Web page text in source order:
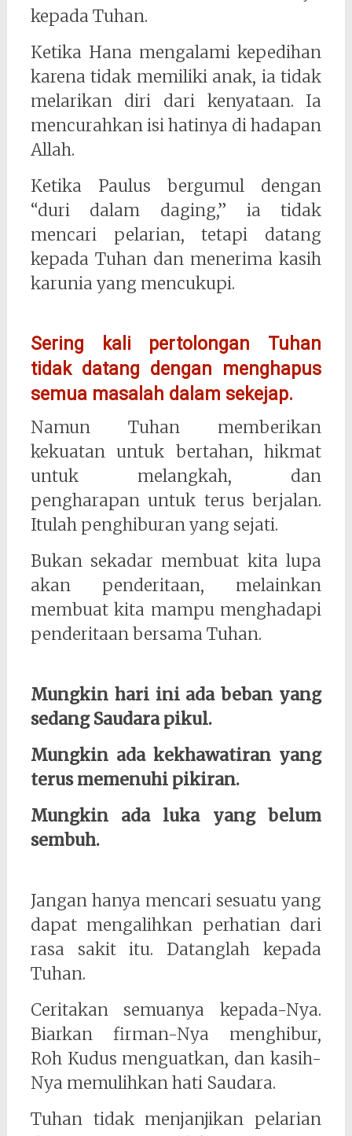
kepada Tuhan.
Ketika Hana mengalami kepedihan
karena tidak memiliki anak, ia tidak
melarikan diri dari kenyataan. Ia
mencurahkan isi hatinya di hadapan
Allah.
Ketika Paulus bergumul dengan
“duri dalam daging,” ia tidak
mencari pelarian, tetapi datang
kepada Tuhan dan menerima kasih
karunia yang mencukupi.
Sering kali pertolongan Tuhan
tidak datang dengan menghapus
semua masalah dalam sekejap.
Namun Tuhan memberikan
kekuatan untuk bertahan, hikmat
untuk melangkah, dan
pengharapan untuk terus berjalan.
Itulah penghiburan yang sejati.
Bukan sekadar membuat kita lupa
akan penderitaan, melainkan
membuat kita mampu menghadapi
penderitaan bersama Tuhan.
Mungkin hari ini ada beban yang
sedang Saudara pikul.
Mungkin ada kekhawatiran yang
terus memenuhi pikiran.
Mungkin ada luka yang belum
sembuh.
Jangan hanya mencari sesuatu yang
dapat mengalihkan perhatian dari
rasa sakit itu. Datanglah kepada
Tuhan.
Ceritakan semuanya kepada-Nya.
Biarkan firman-Nya menghibur,
Roh Kudus menguatkan, dan kasih-
Nya memulihkan hati Saudara.
Tuhan tidak menjanjikan pelarian